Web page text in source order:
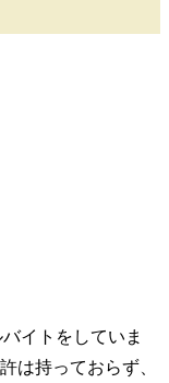
イトをしていま
は持っておらず、